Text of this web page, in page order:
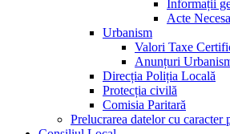
Informații
Acte
Urbanism
Valori Taxe
Anunțuri
Direcția Poliția Locală
Protecția civilă
Comisia Paritară
Prelucrarea datelor cu caracter